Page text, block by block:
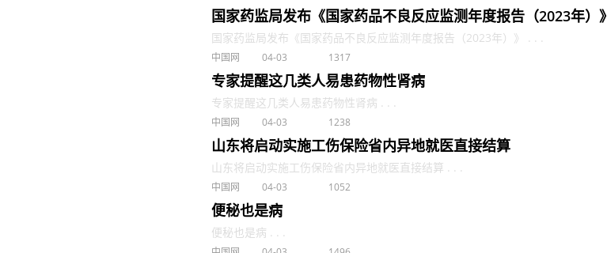
国家药监局发布《国家药品不良反应监测年度报告（2023年）》
国家药监局发布《国家药品不良反应监测年度报告（2023年）》 . . .
中国网 04-03 1317
专家提醒这几类人易患药物性肾病
专家提醒这几类人易患药物性肾病 . . .
中国网 04-03 1238
山东将启动实施工伤保险省内异地就医直接结算
山东将启动实施工伤保险省内异地就医直接结算 . . .
中国网 04-03 1052
便秘也是病
便秘也是病 . . .